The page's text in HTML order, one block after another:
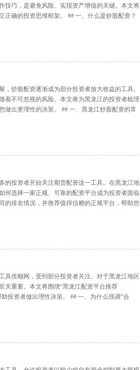
技巧，是避免风险、实现资产增值的关键。本文将
确的投资思维框架。 ## 一、什么是炒股配资？
保证金，借入一定比例的资金进行股票交易。例
炒股配资逐渐成为部分投资者放大收益的工具。
着不可忽视的风险。本文将为黑龙江的投资者梳理
做出更理性的决策。 ## 一、黑龙江炒股配资的常
资资金进行短线波段操作，捕捉市场热点板块的快
的投资者开始关注期货配资这一工具。在黑龙江地
何选择一家正规、可靠的配资平台成为投资者面临
的排名情况，并推荐值得信赖的正规平台，帮助您
龙江作为东北地区的重要省份，期货交易活跃度
具倍顺网，受到部分投资者关注。对于黑龙江地区
关重要。本文将围绕“黑龙江配资平台推荐
投资者做出理性决策。 ## 一、为什么强调“合
营是平台生存的基础。所谓“规”，即指平台需严